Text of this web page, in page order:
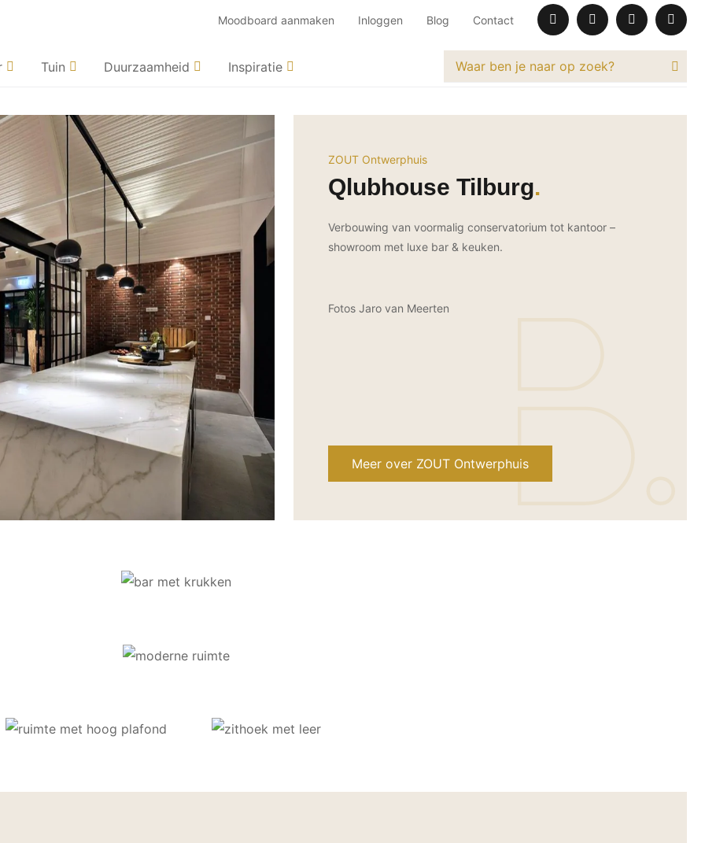
Moodboard aanmaken Inloggen Blog Contact
Tuin Duurzaamheid Inspiratie
ZOUT Ontwerphuis
Qlubhouse Tilburg
Verbouwing van voormalig conservatorium tot kantoor –
showroom met luxe bar & keuken.
Fotos Jaro van Meerten
Meer over ZOUT Ontwerphuis